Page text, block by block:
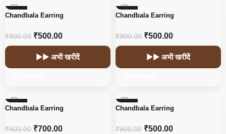
-44%
Chandbala Earring
₹900.00 ₹500.00
▶▶ अभी खरीदें
-44%
Chandbala Earring
₹900.00 ₹500.00
▶▶ अभी खरीदें
-22%
Chandbala Earring
₹900.00 ₹700.00
-44%
Chandbala Earring
₹900.00 ₹500.00